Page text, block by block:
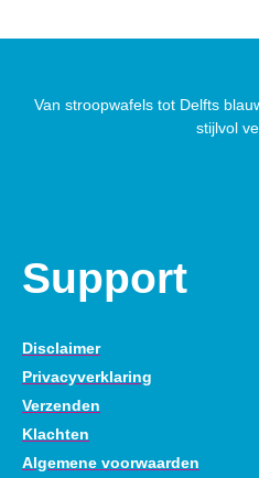
Van stroopwafels tot Delfts
stijlvol
Support
Disclaimer
Privacyverklaring
Verzenden
Klachten
Algemene voorwaarden